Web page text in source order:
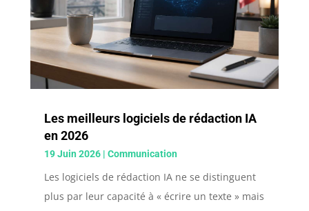
Les meilleurs logiciels de rédaction IA
en 2026
19 Juin 2026| Communication
Les logiciels de rédaction IA ne se distinguent
plus par leur capacité à « écrire un texte » mais